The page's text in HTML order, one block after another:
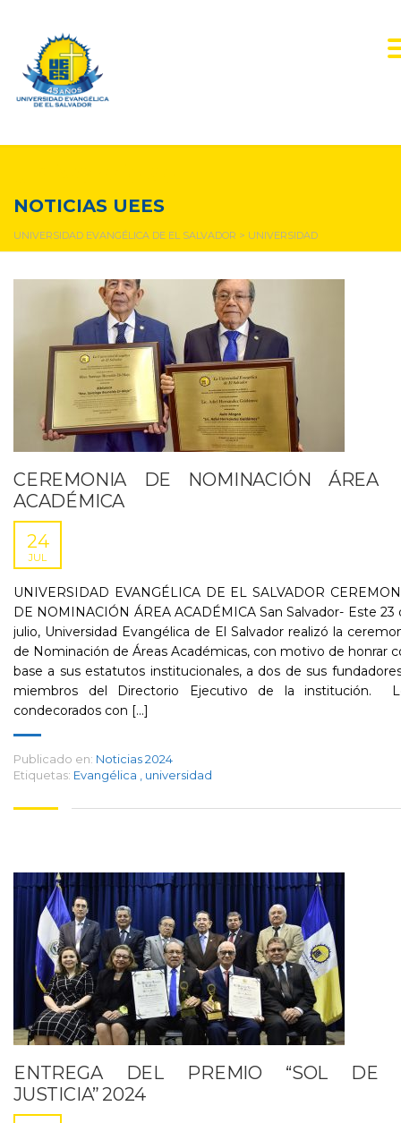
NOTICIAS UEES
UNIVERSIDAD EVANGÉLICA DE EL SALVADOR > UNIVERSIDAD
CEREMONIA DE NOMINACIÓN ÁREA
ACADÉMICA
24
JUL
UNIVERSIDAD EVANGÉLICA DE EL SALVADOR
DE NOMINACIÓN ÁREA ACADÉMICA San Salvador- Este 23
julio, Universidad Evangélica de El Salvador realizó la
de Nominación de Áreas Académicas, con motivo de honrar
base a sus estatutos institucionales, a dos de sus
miembros del Directorio Ejecutivo de la institución.
condecorados con [...]
Publicado en: Noticias 2024
Etiquetas: Evangélica universidad
ENTREGA DEL PREMIO “SOL DE
JUSTICIA” 2024